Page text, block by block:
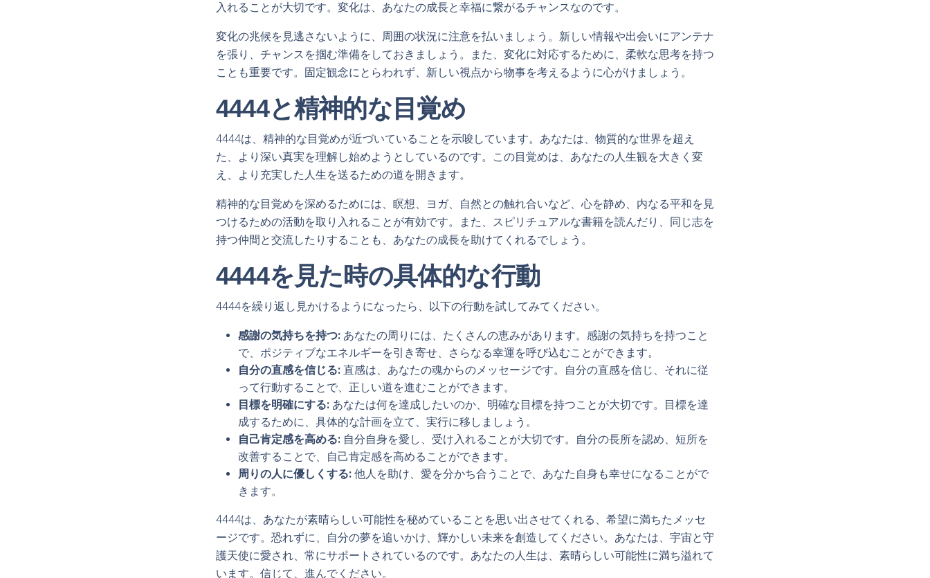
入れることが大切です。変化は、あなたの成長と幸福に繋がるチャンスなのです。
変化の兆候を見逃さないように、周囲の状況に注意を払いましょう。新しい情報や出会いにアンテナ
を張り、チャンスを掴む準備をしておきましょう。また、変化に対応するために、柔軟な思考を持つ
ことも重要です。固定観念にとらわれず、新しい視点から物事を考えるように心がけましょう。
4444と精神的な目覚め
4444は、精神的な目覚めが近づいていることを示唆しています。あなたは、物質的な世界を超え
た、より深い真実を理解し始めようとしているのです。この目覚めは、あなたの人生観を大きく変
え、より充実した人生を送るための道を開きます。
精神的な目覚めを深めるためには、瞑想、ヨガ、自然との触れ合いなど、心を静め、内なる平和を見
つけるための活動を取り入れることが有効です。また、スピリチュアルな書籍を読んだり、同じ志を
持つ仲間と交流したりすることも、あなたの成長を助けてくれるでしょう。
4444を見た時の具体的な行動
4444を繰り返し見かけるようになったら、以下の行動を試してみてください。
感謝の気持ちを持つ: あなたの周りには、たくさんの恵みがあります。感謝の気持ちを持つこと
で、ポジティブなエネルギーを引き寄せ、さらなる幸運を呼び込むことができます。
自分の直感を信じる: 直感は、あなたの魂からのメッセージです。自分の直感を信じ、それに従
って行動することで、正しい道を進むことができます。
目標を明確にする: あなたは何を達成したいのか、明確な目標を持つことが大切です。目標を達
成するために、具体的な計画を立て、実行に移しましょう。
自己肯定感を高める: 自分自身を愛し、受け入れることが大切です。自分の長所を認め、短所を
改善することで、自己肯定感を高めることができます。
周りの人に優しくする: 他人を助け、愛を分かち合うことで、あなた自身も幸せになることがで
きます。
4444は、あなたが素晴らしい可能性を秘めていることを思い出させてくれる、希望に満ちたメッセ
ージです。恐れずに、自分の夢を追いかけ、輝かしい未来を創造してください。あなたは、宇宙と守
護天使に愛され、常にサポートされているのです。あなたの人生は、素晴らしい可能性に満ち溢れて
います。信じて、進んでください。